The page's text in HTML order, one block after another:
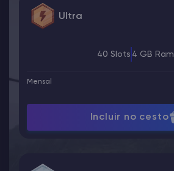
Ultra
40 Slots 4 GB Ram
Mensal
Incluir no cesto